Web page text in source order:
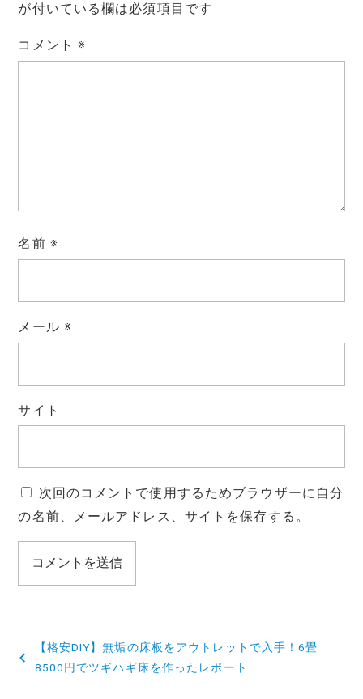
が付いている欄は必須項目です
コメント※
名前 ※
メール ※
サイト
次回のコメントで使用するためブラウザーに自分
の名前、メールアドレス、サイトを保存する。
稿
【格安DIY】無垢の床板をアウトレットで入手！6畳
8500円でツギハギ床を作ったレポート